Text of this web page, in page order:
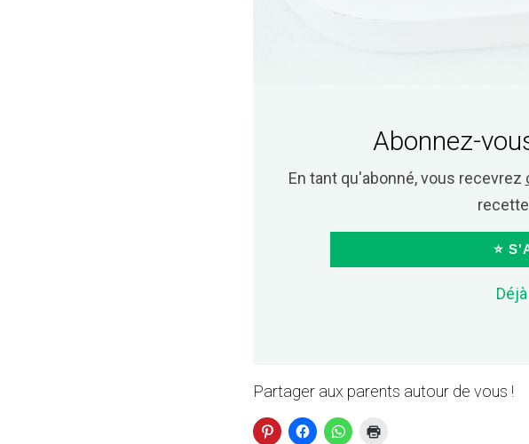
Abonnez-
En tant qu'abonné, vous recevrez
⭐
Partager aux parents autour de vous !